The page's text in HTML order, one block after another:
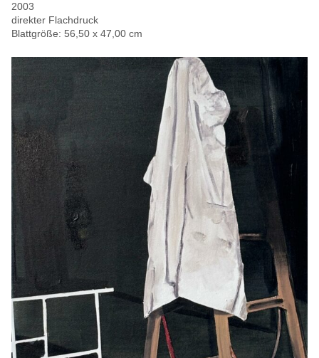
2003
direkter Flachdruck
Blattgröße: 56,50 x 47,00 cm